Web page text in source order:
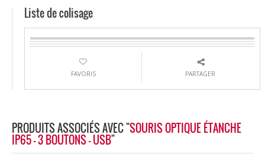
Liste de colisage
FAVORIS PARTAGER
PRODUITS ASSOCIÉS AVEC "SOURIS OPTIQUE ÉTANCHE
IP65 - 3 BOUTONS - USB"